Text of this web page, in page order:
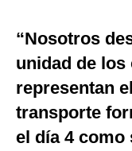
“Nosotros
unidad de
representan
transporte
el día 4 como